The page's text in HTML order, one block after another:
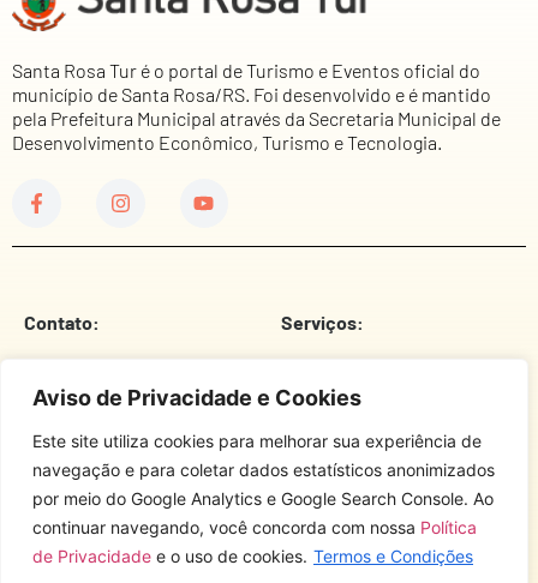
Aviso de Privacidade e Cookies
Este site utiliza cookies para melhorar sua experiência de
navegação e para coletar dados estatísticos anonimizados
por meio do Google Analytics e Google Search Console. Ao
continuar navegando, você concorda com nossa Política
de Privacidade e o uso de cookies. Termos e Condições
Santa Rosa Tur é o portal de Turismo e Eventos oficial do
município de Santa Rosa/RS. Foi desenvolvido e é mantido
pela Prefeitura Municipal através da Secretaria Municipal de
Desenvolvimento Econômico, Turismo e Tecnologia.
Contato:
E-Mail
Endereço
Serviços:
Câmara De Vereadores
Corpo De Bombeiros
Brigada Militar
Polícia Civil Sobre o site: